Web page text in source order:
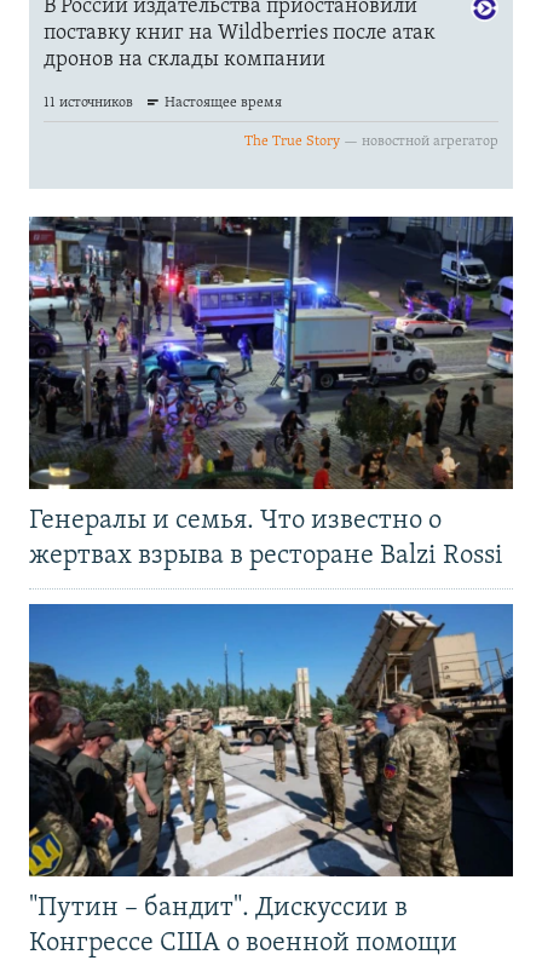
Генералы и семья. Что известно о
жертвах взрыва в ресторане Balzi Rossi
"Путин – бандит". Дискуссии в
Конгрессе США о военной помощи